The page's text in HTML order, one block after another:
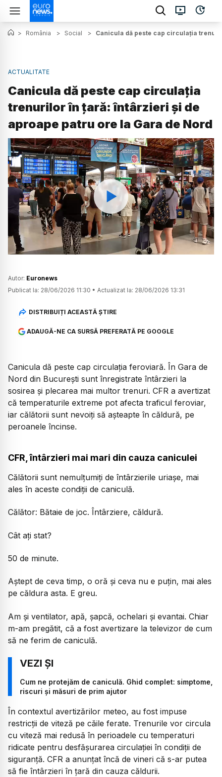
> România > Social > Canicula dă peste cap circulația
ACTUALITATE
Canicula dă peste cap circulația
trenurilor în țară: întârzieri și de
aproape patru ore la Gara de Nord
Watch
Autor: Euronews
Publicat la: 28/06/2026 11:30 • Actualizat la: 28/06/2026 13:31
DISTRIBUIȚI ACEASTĂ ȘTIRE
ADAUGĂ-NE CA SURSĂ PREFERATĂ PE GOOGLE
Canicula dă peste cap circulația feroviară. În Gara de
Nord din București sunt înregistrate întârzieri la
sosirea și plecarea mai multor trenuri. CFR a avertizat
că temperaturile extreme pot afecta traficul feroviar,
iar călătorii sunt nevoiți să așteapte în căldură, pe
peroanele încinse.
CFR, întârzieri mai mari din cauza caniculei
Călătorii sunt nemulțumiți de întârzierile uriașe, mai
ales în aceste condiții de caniculă.
Călător: Bătaie de joc. Întârziere, căldură.
Cât ați stat?
50 de minute.
Aștept de ceva timp, o oră și ceva nu e puțin, mai ales
pe căldura asta. E greu.
Am și ventilator, apă, șapcă, ochelari și evantai. Chiar
m-am pregătit, că a fost avertizare la televizor de cum
să ne ferim de caniculă.
Cum ne protejăm de caniculă. Ghid complet: simptome,
riscuri și măsuri de prim ajutor
În contextul avertizărilor meteo, au fost impuse
restricții de viteză pe căile ferate. Trenurile vor circula
cu viteză mai redusă în perioadele cu temperaturi
ridicate pentru desfășurarea circulației în condiții de
siguranță. CFR a anunțat încă de vineri că s-ar putea
să fie întârzieri în țară din cauza căldurii.